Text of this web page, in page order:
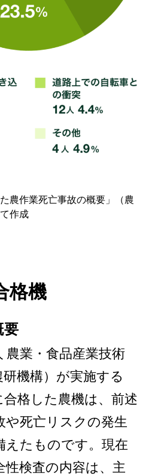
農作業死亡事故の概要」（農
作成
格機
要
農業・食品産業技術
機構）が実施する
合格した農機は、前述
や死亡リスクの発生
えたものです。現在
検査の内容は、主